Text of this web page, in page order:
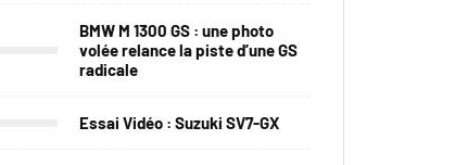
BMW M 1300 GS : une photo
volée relance la piste d’une GS
radicale
Essai Vidéo : Suzuki SV7-GX